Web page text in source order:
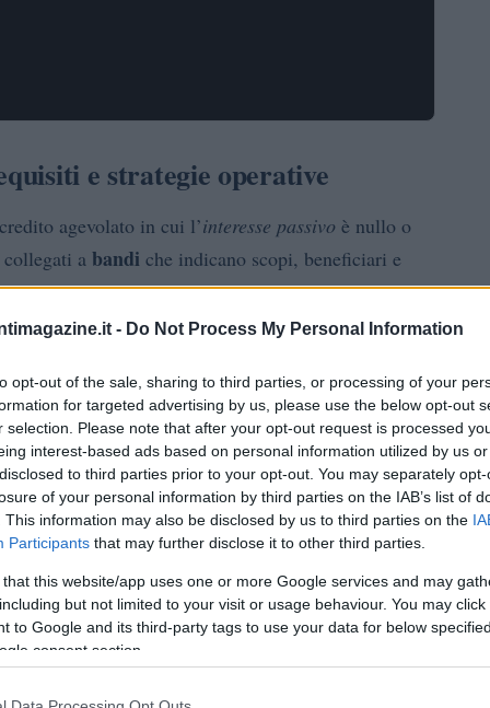
- Do Not Process My Personal Information
opt-out of the sale, sharing to third parties, or processing of your
for targeted advertising by us, please use the below opt-out
selection. Please note that after your opt-out request is processed
interest-based ads based on personal information utilized by us
to third parties prior to your opt-out. You may separately
of your personal information by third parties on the IAB’s list of
This information may also be disclosed by us to third parties on the
Participants that may further disclose it to other third parties.
that this website/app uses one or more Google services and may
but not limited to your visit or usage behaviour. You may
to Google and its third-party tags to use your data for below
consent section.
e strategie operative
agevolato in cui l’interesse passivo è nullo o
collegati a bandi che indicano scopi, beneficiari e
metodico: lettura rigorosa dei regolamenti,
e un fascicolo documentale impeccabile. Questo
indicative, errori tipici da evitare e
capacità di sostenere investimenti senza l’onere
e le valutazioni sono strutturate su criteri precisi.
conformitàchiarezza eevidenzemisurabili. Di
leggere bandi e regolamenti, come costruire un
predisporre, quali tempistiche considerare e
e clausole chiave